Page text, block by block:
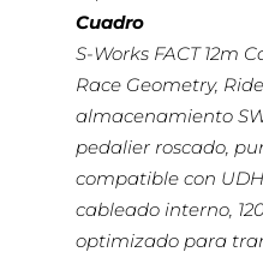
Cuadro
S-Works FACT 12m
Race Geometry,
almacenamiento
pedalier roscado,
compatible con UDH
cableado interno,
optimizado para